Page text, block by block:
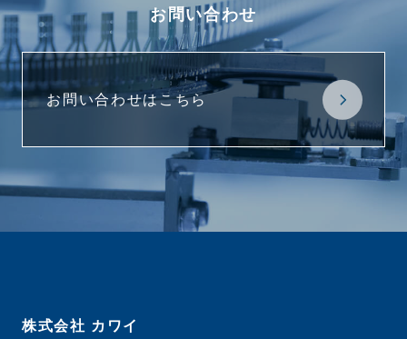
お問い合わせ
お問い合わせはこちら
株式会社 カワイ